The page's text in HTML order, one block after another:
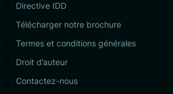
Directive IDD
Télécharger notre brochure
Termes et conditions générales
Droit d’auteur
Contactez-nous